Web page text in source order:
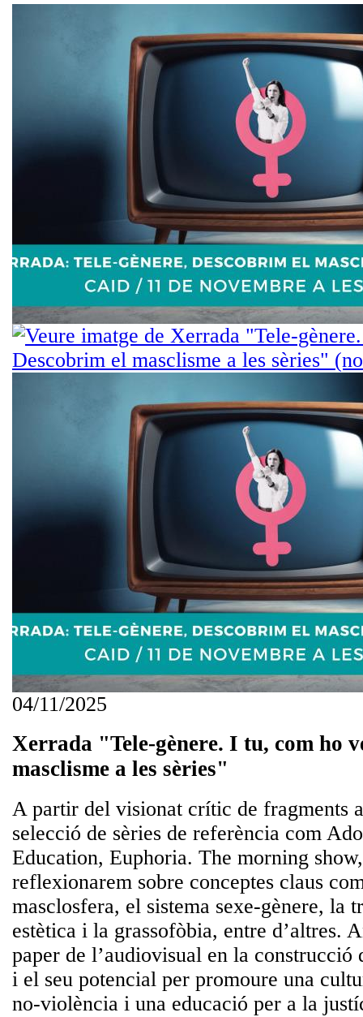
04/11/2025
Xerrada "Tele-gènere. I tu, com ho
masclisme a les sèries"
A partir del visionat crític de fragments
selecció de sèries de referència com
Education, Euphoria. The morning
reflexionarem sobre conceptes claus
masclosfera, el sistema sexe-gènere, la
estètica i la grassofòbia, entre d’altres.
paper de l’audiovisual en la construcció
i el seu potencial per promoure una
no-violència i una educació per a la